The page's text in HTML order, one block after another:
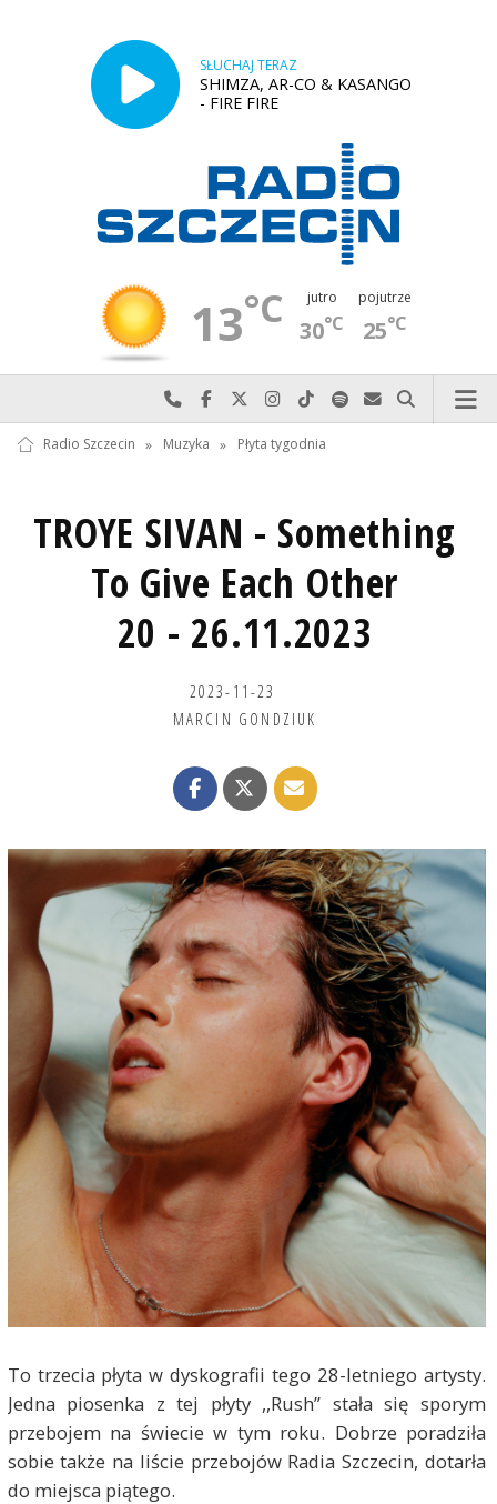
SŁUCHAJ TERAZ
SHIMZA, AR-CO & KASANGO
- FIRE FIRE
13°C jutro
30°C
pojutrze
25°C
Najlepiej po prostu do nas zadzwoń
Odwiedź nas na Facebook-u
Odwiedź nas na X
Odwiedź nas na Instagram-ie
Odwiedź nas na TikTok-u
Szukaj nas na Spotify
Wyślij do nas
Szukaj
Radio Szczecin » Muzyka » Płyta tygodnia
TROYE SIVAN - Something
To Give Each Other
20 - 26.11.2023
2023-11-23
MARCIN GONDZIUK
To trzecia płyta w dyskografii tego 28-letniego artysty.
Jedna piosenka z tej płyty ,,Rush” stała się sporym
przebojem na świecie w tym roku. Dobrze poradziła
sobie także na liście przebojów Radia Szczecin, dotarła
do miejsca piątego.